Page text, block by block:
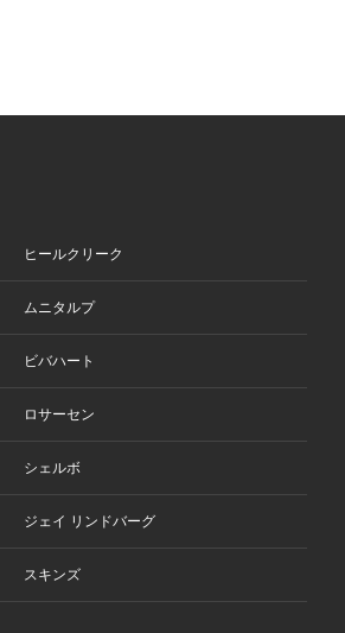
ヒールクリーク
ムニタルプ
ビバハート
ロサーセン
シェルボ
ジェイ リンドバーグ
スキンズ